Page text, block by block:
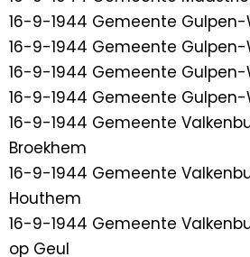
16-9-1944 Gemeente Gulpen-
16-9-1944 Gemeente
16-9-1944 Gemeente
16-9-1944 Gemeente
16-9-1944 Gemeente
Broekhem
16-9-1944 Gemeente
Houthem
16-9-1944 Gemeente
op Geul